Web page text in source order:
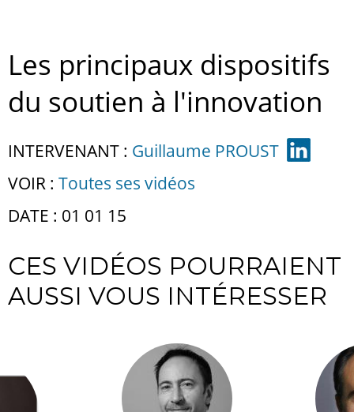
Les principaux dispositifs
du soutien à l'innovation
INTERVENANT : Guillaume PROUST
VOIR : Toutes ses vidéos
DATE : 01 01 15
CES VIDÉOS POURRAIENT
AUSSI VOUS INTÉRESSER